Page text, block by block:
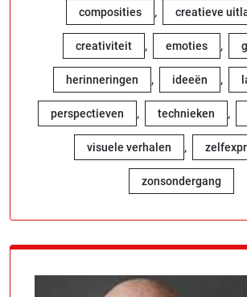
composities , creatieve
creativiteit , emoties ,
herinneringen , ideeën ,
perspectieven , technieken ,
visuele verhalen ,
zonsondergang